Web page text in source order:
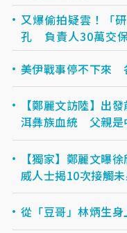
又爆偷拍疑雲！「
孔 負責人30萬交
美伊戰事停不下來
【鄭麗文訪陸】出
洱彝族血統 父親是
【獨家】鄭麗文曝
威人士揭10次接觸
從「豆哥」林炳生